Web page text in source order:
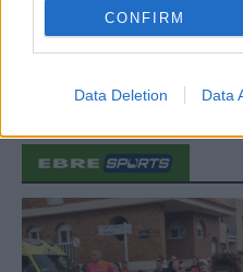
CONFIRM
Data Deletion Data